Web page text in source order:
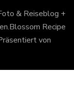
& Reiseblog +
Blossom Recipe
von